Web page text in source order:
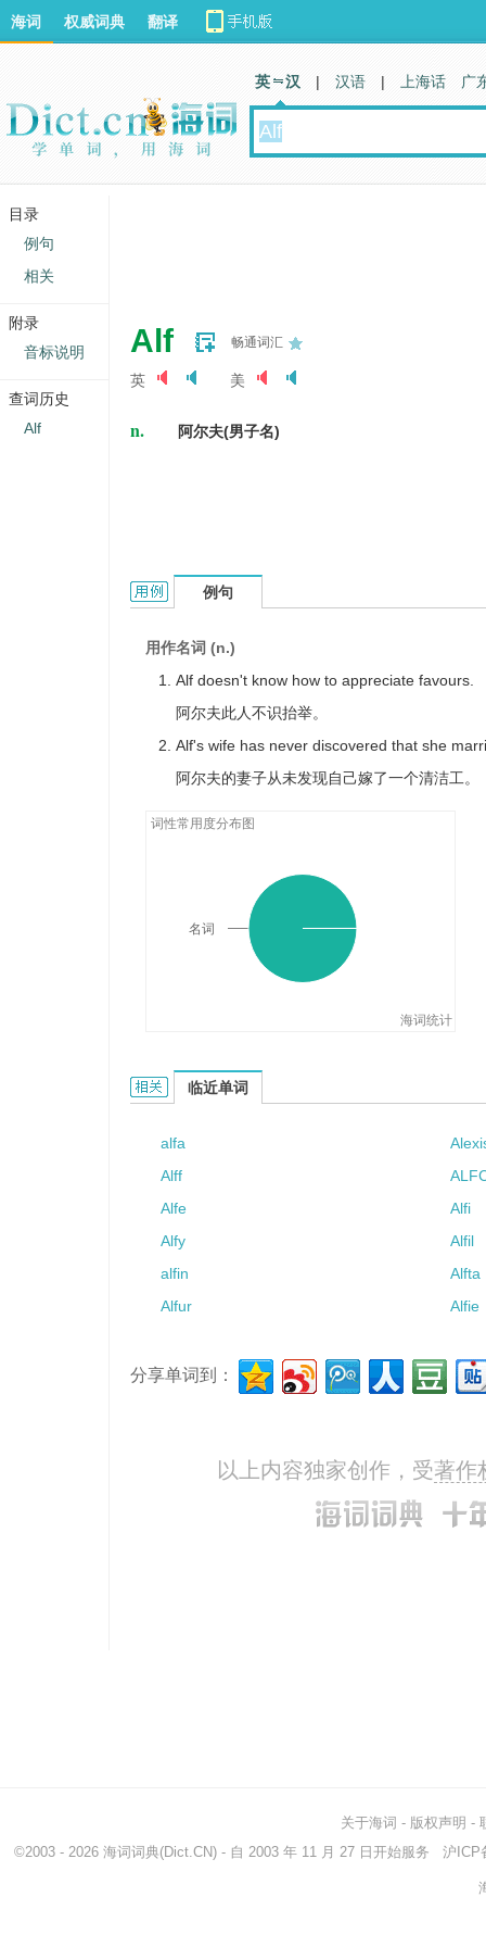
Alf 畅通词汇
英 美
n. 阿尔夫(男子名)
Alf的用法和样例：
例句
用作名词 (n.)
Alf doesn't know how to appreciate favours.
阿尔夫此人不识抬举。
Alf's wife has never discovered that she
阿尔夫的妻子从未发现自己嫁了一个清洁工。
词性常用度分布图
海词统计
名词
Alf的相关资料：
临近单词
alfa
Alff
Alfe
Alfi
Alfy
Alfil
alfin
Alfta
Alfur
Alfie
分享单词到：
以上内容独家创作，受著作
海词 权威词典 翻译
英 汉 | 汉语 | 上海话 广
关于海词 - 版权声明 -
©2003 - 2026 海词词典(Dict.CN) - 自 2003 年 11 月 27 日开始服务 沪ICP
目录
例句
相关
附录
音标说明
查词历史
Alf